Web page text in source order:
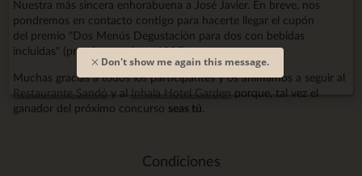
Nuestra más sincera enhorabuena a José Javier. En breve, nos
pondremos en contacto contigo para hacerte llegar el cupón
del premio "Dos Menús Degustación para dos con bebidas
incluidas" (premio superior a 100€)
Muchas gracias a todos los participantes y os animamos a seguir al
Restaurante Sandó y al Inhala Hotel Garden porque, tal vez el
ganador del próximo concurso seas tú.
Condiciones
Don't show me again this message.